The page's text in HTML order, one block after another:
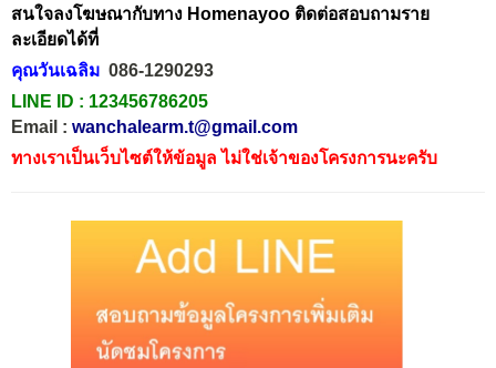
สนใจลงโฆษณากับทาง Homenayoo ติดต่อสอบถามราย
ละเอียดได้ที่
คุณวันเฉลิม 086-1290293
LINE ID : 123456786205
Email : wanchalearm.t@gmail.com
ทางเราเป็นเว็บไซต์ให้ข้อมูล ไม่ใช่เจ้าของโครงการนะครับ